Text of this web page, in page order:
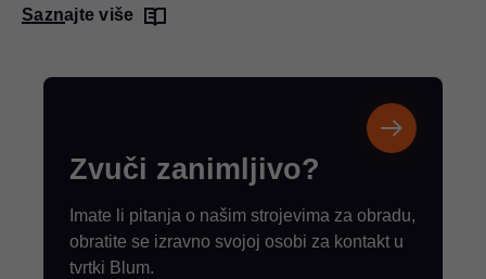
Saznajte više
Zvuči zanimljivo?
Imate li pitanja o našim strojevima za obradu,
obratite se izravno svojoj osobi za kontakt u
tvrtki Blum.